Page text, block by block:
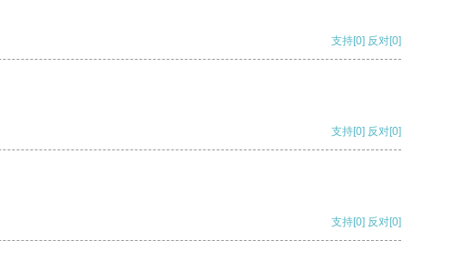
支持[0] 反对[0]
支持[0] 反对[0]
支持[0] 反对[0]